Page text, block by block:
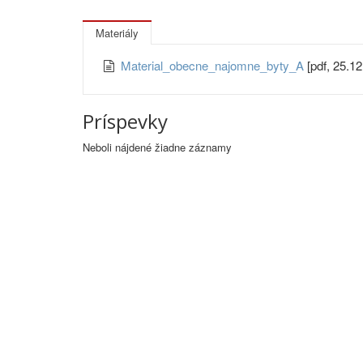
Materiály
Material_obecne_najomne_byty_A [pdf,
Príspevky
Neboli nájdené žiadne záznamy